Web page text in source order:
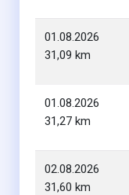
01.08.2026
31,09 km
01.08.2026
31,27 km
02.08.2026
31,60 km